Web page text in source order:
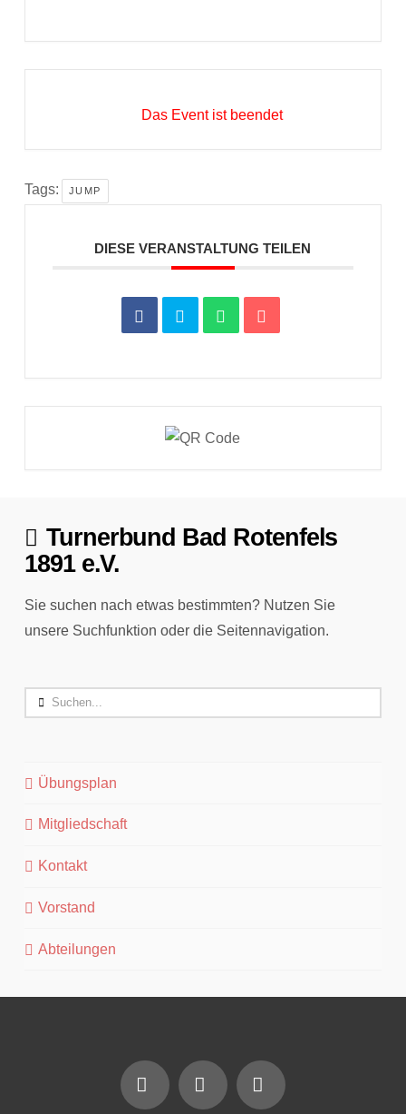
Das Event ist beendet
Tags: JUMP
DIESE VERANSTALTUNG TEILEN
Turnerbund Bad Rotenfels
1891 e.V.
Sie suchen nach etwas bestimmten? Nutzen Sie
unsere Suchfunktion oder die Seitennavigation.
Search
Übungsplan
Mitgliedschaft
Kontakt
Vorstand
Abteilungen